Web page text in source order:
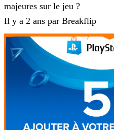
majeures sur le jeu ?
Il y a 2 ans par Breakflip